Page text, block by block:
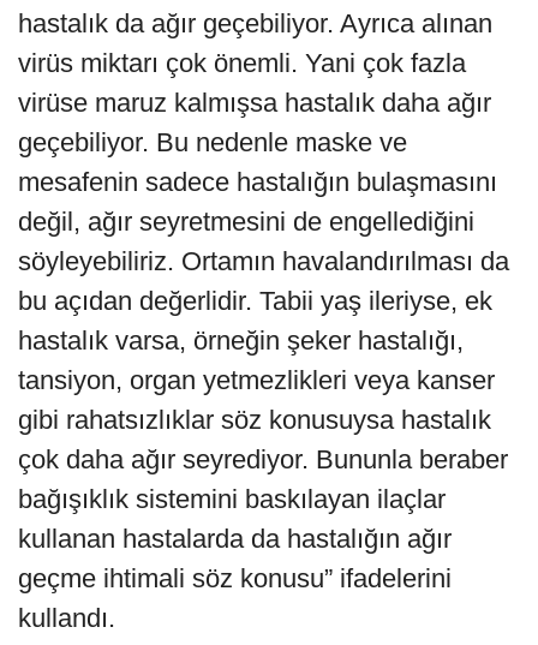
hastalık da ağır geçebiliyor. Ayrıca alınan
virüs miktarı çok önemli. Yani çok fazla
virüse maruz kalmışsa hastalık daha ağır
geçebiliyor. Bu nedenle maske ve
mesafenin sadece hastalığın bulaşmasını
değil, ağır seyretmesini de engellediğini
söyleyebiliriz. Ortamın havalandırılması da
bu açıdan değerlidir. Tabii yaş ileriyse, ek
hastalık varsa, örneğin şeker hastalığı,
tansiyon, organ yetmezlikleri veya kanser
gibi rahatsızlıklar söz konusuysa hastalık
çok daha ağır seyrediyor. Bununla beraber
bağışıklık sistemini baskılayan ilaçlar
kullanan hastalarda da hastalığın ağır
geçme ihtimali söz konusu” ifadelerini
kullandı.